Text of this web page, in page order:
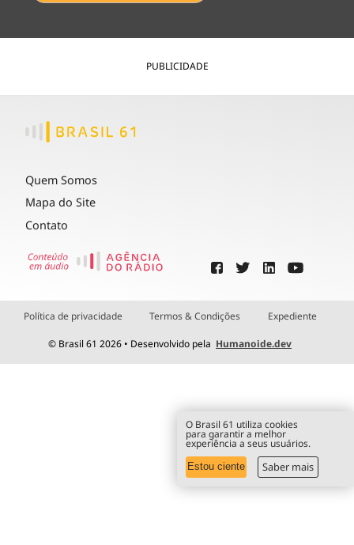
PUBLICIDADE
Quem Somos
Mapa do Site
Contato
Política de privacidade Termos & Condições Expediente
© Brasil 61 2026 • Desenvolvido pela Humanoide.dev
O Brasil 61 utiliza cookies
para garantir a melhor
experiência a seus usuários.
Estou ciente Saber mais